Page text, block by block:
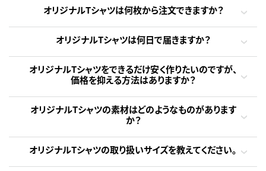
オリジナルTシャツは何枚から注文できますか？
オリジナルTシャツは何日で届きますか？
オリジナルTシャツをできるだけ安く作りたいのですが、
価格を抑える方法はありますか？
オリジナルTシャツの素材はどのようなものがあります
か？
オリジナルTシャツの取り扱いサイズを教えてください。